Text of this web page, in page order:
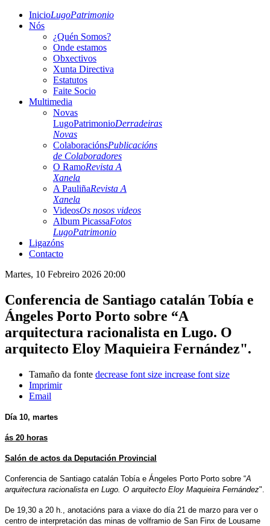
InicioLugoPatrimonio
Nós
¿Quén Somos?
Onde estamos
Obxectivos
Xunta Directiva
Estatutos
Faite Socio
Multimedia
Novas
LugoPatrimonioDerradeiras
Novas
ColaboraciónsPublicacións
de Colaboradores
O RamoRevista A
Xanela
A PauliñaRevista A
Xanela
VideosOs nosos videos
Album PicassaFotos
LugoPatrimonio
Ligazóns
Contacto
Martes, 10 Febreiro 2026 20:00
Conferencia de Santiago catalán Tobía e
Ángeles Porto Porto sobre “A
arquitectura racionalista en Lugo. O
arquitecto Eloy Maquieira Fernández".
Tamaño da fonte decrease font size increase font size
Imprimir
Email
Día 10, martes
ás 20 horas
Salón de actos da Deputación Provincial
Conferencia de Santiago catalán Tobía e Ángeles Porto Porto sobre “A
arquitectura racionalista en Lugo. O arquitecto Eloy Maquieira Fernández".
De 19,30 a 20 h., anotacións para a viaxe do día 21 de marzo para ver o
centro de interpretación das minas de volframio de San Finx de Lousame